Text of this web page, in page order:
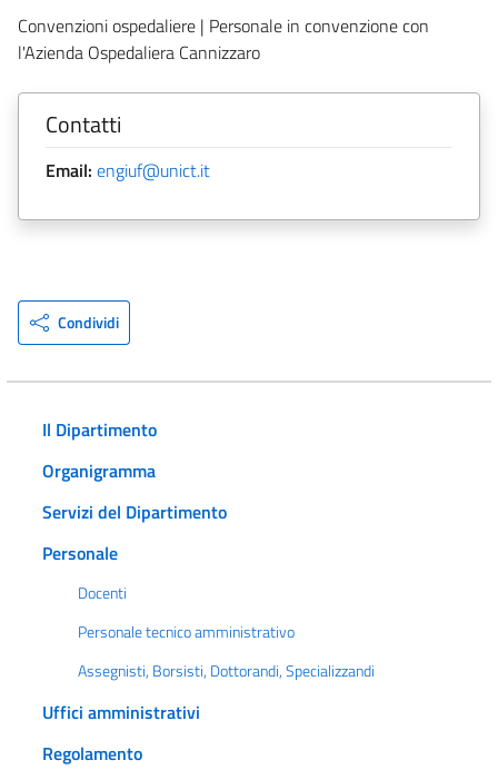
Convenzioni ospedaliere | Personale in convenzione con
l'Azienda Ospedaliera Cannizzaro
Contatti
Email: engiuf@unict.it
Condividi
Il Dipartimento
Organigramma
Servizi del Dipartimento
Personale
Docenti
Personale tecnico amministrativo
Assegnisti, Borsisti, Dottorandi, Specializzandi
Uffici amministrativi
Regolamento